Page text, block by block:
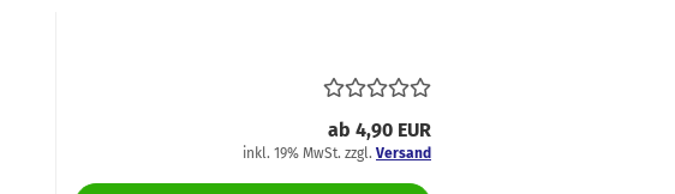
ab 4,90 EUR
inkl. 19% MwSt. zzgl. Versand